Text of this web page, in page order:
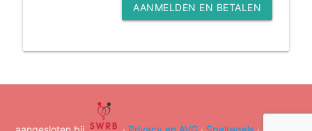
AANMELDEN EN BETALEN